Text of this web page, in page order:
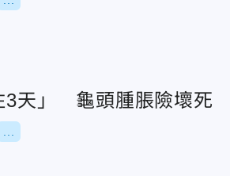
3天」 龜頭腫脹險壞死